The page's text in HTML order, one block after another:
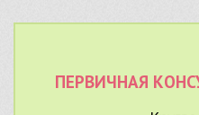
ПЕРВИЧНАЯ